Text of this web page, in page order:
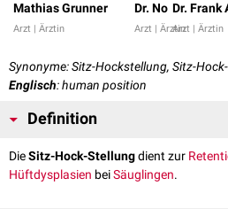
Mathias Grunner
Arzt | Ärztin
Dr. No
Arzt | Ärztin
Dr. Frank
Arzt | Ärztin
Synonyme: Sitz-Hockstellung, Sitz-
Englisch: human position
Definition
DieSitz-Hock-Stellungdient zur
Hüftdysplasien beiSäuglingen.